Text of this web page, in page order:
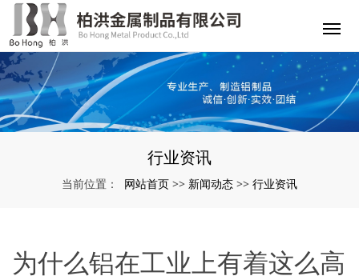
行业资讯
当前位置： 网站首页 >> 新闻动态 >> 行业资讯
为什么铝在工业上有着这么高